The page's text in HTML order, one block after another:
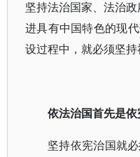
坚持法治国家、法治
进具有中国特色的现
设过程中，就必须坚持
依法治国首先是依
坚持依宪治国就